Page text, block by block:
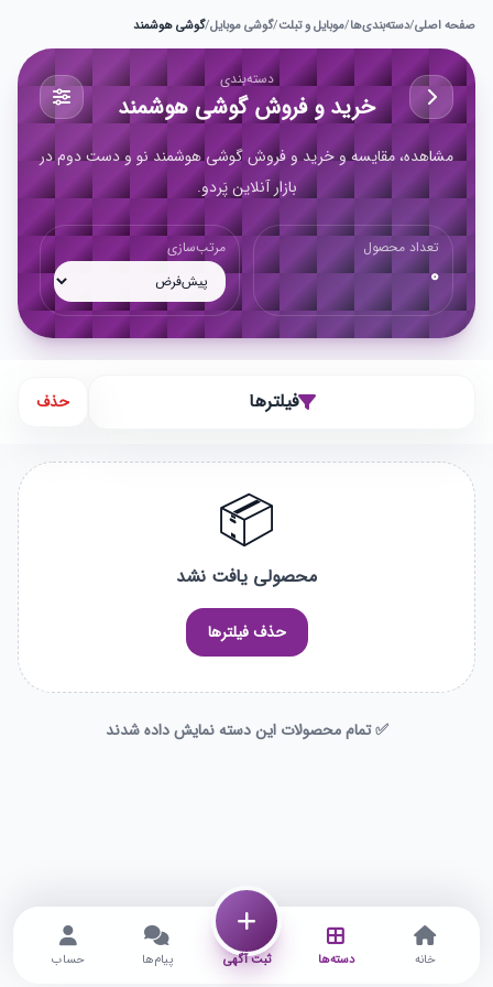
صفحه اصلی/دسته‌بندی‌ها/موبایل و تبلت/گوشی موبایل/گوشی هوشمند
دسته‌بندی
خرید و فروش گوشی هوشمند
مشاهده، مقایسه و خرید و فروش گوشی هوشمند نو و دست دوم در
بازار آنلاین پَردو.
تعداد محصول
0
مرتب‌سازی
فیلترها حذف
📦
محصولی یافت نشد
حذف فیلترها
✅ تمام محصولات این دسته نمایش داده شدند
خانه دسته‌ها ثبت آگهی پیام‌ها حساب